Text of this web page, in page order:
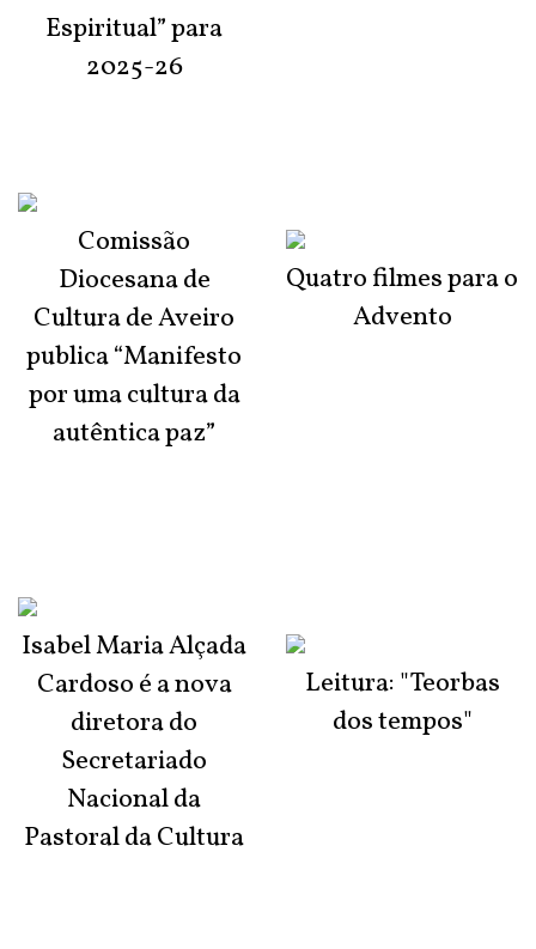
Espiritual” para
2025-26
Comissão
Diocesana de
Cultura de Aveiro
publica “Manifesto
por uma cultura da
autêntica paz”
Isabel Maria Alçada
Cardoso é a nova
diretora do
Secretariado
Nacional da
Pastoral da Cultura
Quatro filmes para o
Advento
Leitura: "Teorbas
dos tempos"